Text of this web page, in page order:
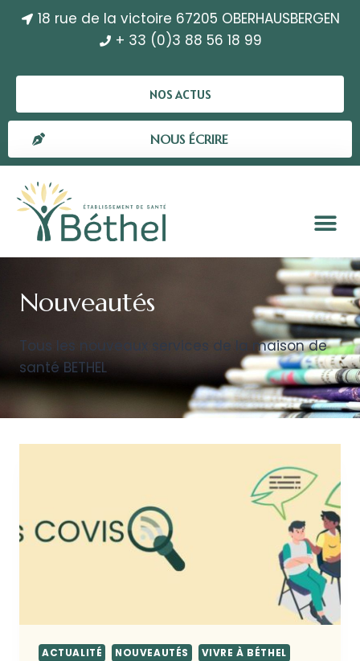
18 rue de la victoire 67205 OBERHAUSBERGEN
+ 33 (0)3 88 56 18 99
NOS ACTUS
NOUS ÉCRIRE
Nouveautés
Tous les nouveaux services de la maison de
santé BETHEL
ACTUALITÉ NOUVEAUTÉS VIVRE À BÉTHEL